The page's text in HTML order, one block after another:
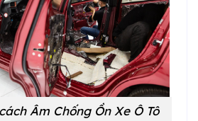
Âm Chống Ồn Xe Ô Tô